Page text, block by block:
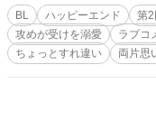
辺を這うオ
だ。ほんの
「……な、
キスさせ
かったの
な！」 「情緒
ツンと触れ合わせた。 「……
BL ハッピーエンド 第
攻めが受けを溺愛
ラブコ
ちょっとすれ違い
両片思